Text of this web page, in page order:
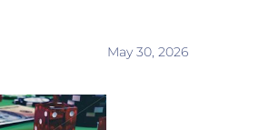
May 30, 2026